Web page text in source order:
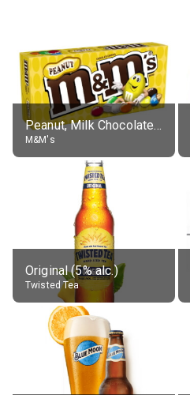
Peanut, Milk Chocolate Candies
M&M's
Original (5% alc.)
Twisted Tea